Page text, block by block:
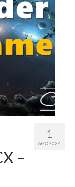
1
AGO 2024
–